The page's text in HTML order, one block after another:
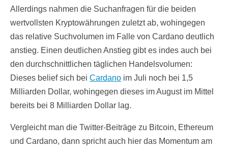
Allerdings nahmen die Suchanfragen für die beiden
wertvollsten Kryptowährungen zuletzt ab, wohingegen
das relative Suchvolumen im Falle von Cardano deutlich
anstieg. Einen deutlichen Anstieg gibt es indes auch bei
den durchschnittlichen täglichen Handelsvolumen:
Dieses belief sich bei Cardano im Juli noch bei 1,5
Milliarden Dollar, wohingegen dieses im August im Mittel
bereits bei 8 Milliarden Dollar lag.
Vergleicht man die Twitter-Beiträge zu Bitcoin, Ethereum
und Cardano, dann spricht auch hier das Momentum am